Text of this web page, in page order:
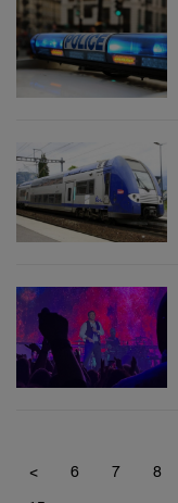
< 6 7 8